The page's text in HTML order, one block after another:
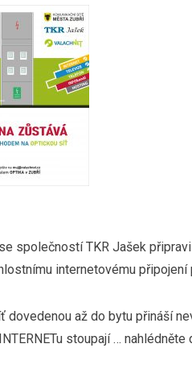
společností TKR Jašek
internetovému
dovedenou až do bytu přináší
stoupají … nahlédněte